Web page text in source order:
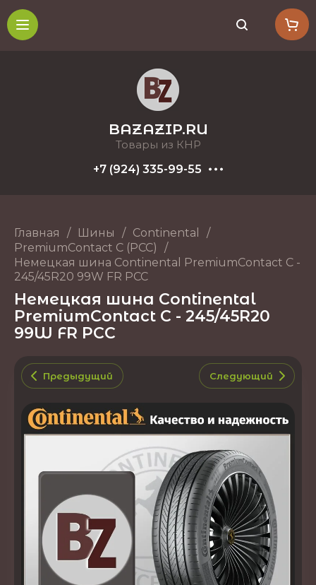
BAZAZIP.RU
Товары из КНР
+7 (924) 335-99-55
Главная / Шины / Continental
/
PremiumContact C (PCC)
/
Немецкая шина Continental PremiumContact C -
245/45R20 99W FR PCC
Немецкая шина Continental
PremiumContact C - 245/45R20
99W FR PCC
Предыдущий Следующий